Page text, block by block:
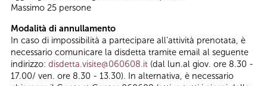
Massimo 25 persone
Modalità di annullamento
In caso di impossibilità a partecipare all’attività prenotata, è
necessario comunicare la disdetta tramite email al seguente
indirizzo: disdetta.visite@060608.it (dal lun.al giov. ore 8.30 -
17.00/ ven. ore 8.30 - 13.30). In alternativa, è necessario